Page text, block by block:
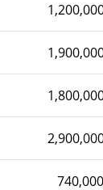
740,000